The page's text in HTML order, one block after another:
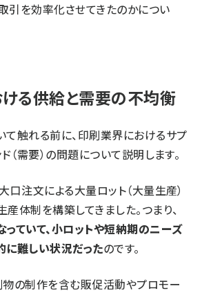
引を効率化させてきたのかについ
る供給と需要の不均衡
触れる前に、印刷業界におけるサプ
（需要）の問題について説明します。
口注文による大量ロット（大量生産）
体制を構築してきました。つまり、
ていて、小ロットや短納期のニーズ
に難しい状況だったのです。
物の制作を含む販促活動やプロモー